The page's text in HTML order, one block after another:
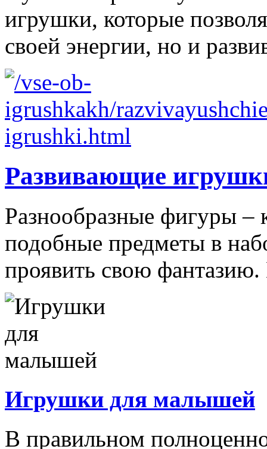
игрушки, которые
своей энергии, но и
Развивающие
Разнообразные фигуры –
подобные предметы в
проявить свою
Игрушки для малышей
В правильном